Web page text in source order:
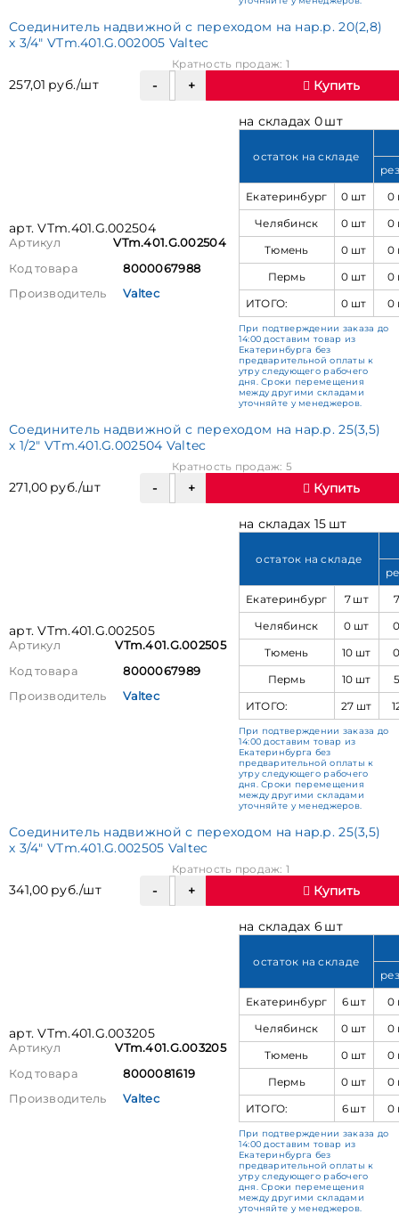
Соединитель надвижной с переходом на нар.р. 20(2,8)
х 3/4" VTm.401.G.002005 Valtec
257,01 руб./шт
Кратность продаж: 1
Купить
арт. VTm.401.G.002504
Артикул
VTm.401.G.002504
Код товара
8000067988
Производитель
Valtec
на складах 0 шт
остаток на складе
Екатеринбург
0 шт
0
Челябинск
0 шт
0
Тюмень
0 шт
0
Пермь
0 шт
0
ИТОГО:
0 шт 0
При подтверждении заказа до
14:00 доставим товар из
Екатеринбурга без
предварительной оплаты к
утру следующего рабочего
дня. Сроки перемещения
между другими складами
уточняйте у менеджеров.
Соединитель надвижной с переходом на нар.р. 25(3,5)
х 1/2" VTm.401.G.002504 Valtec
271,00 руб./шт
Кратность продаж: 5
Купить
арт. VTm.401.G.002505
Артикул
VTm.401.G.002505
Код товара
8000067989
Производитель
Valtec
на складах 15 шт
остаток на складе
Екатеринбург
7 шт
Челябинск
0 шт
Тюмень
10 шт
Пермь
10 шт
ИТОГО:
27 шт
При подтверждении заказа до
14:00 доставим товар из
Екатеринбурга без
предварительной оплаты к
утру следующего рабочего
дня. Сроки перемещения
между другими складами
уточняйте у менеджеров.
Соединитель надвижной с переходом на нар.р. 25(3,5)
х 3/4" VTm.401.G.002505 Valtec
341,00 руб./шт
Кратность продаж: 1
Купить
арт. VTm.401.G.003205
Артикул
VTm.401.G.003205
Код товара
8000081619
Производитель
Valtec
на складах 6 шт
остаток на складе
Екатеринбург
6 шт
0
Челябинск
0 шт
0
Тюмень
0 шт
0
Пермь
0 шт
0
ИТОГО:
6 шт 0
При подтверждении заказа до
14:00 доставим товар из
Екатеринбурга без
предварительной оплаты к
утру следующего рабочего
дня. Сроки перемещения
между другими складами
уточняйте у менеджеров.